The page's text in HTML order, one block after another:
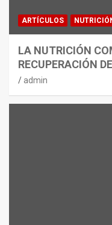
ARTÍCULOS
LA NUTRICIÓN
RECUPERACIÓN
admin